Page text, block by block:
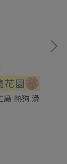
廠 熱狗 滑